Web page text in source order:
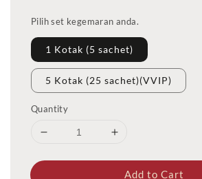
Pilih set kegemaran anda.
1 Kotak (5 sachet)
5 Kotak (25 sachet)(VVIP)
Quantity
Add to Cart